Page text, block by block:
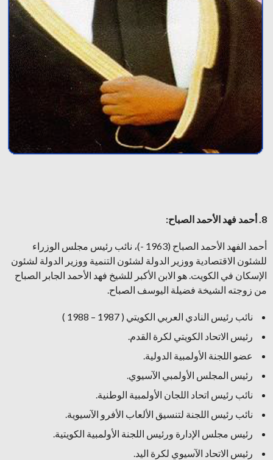
8. أحمد فهد الأحمد الصباح:
أحمد الفهد الأحمد الصباح (1963 -)، نائب رئيس مجلس الوزراء
للشئون الاقتصادية ووزير الدولة لشئون التنمية ووزير الدولة لشئون
الإسكان في الكويت. هو الابن الأكبر للشيخ فهد الأحمد الجابر الصباح
من زوجته الشيخة فضيلة اليوسف الصباح.
نائب رئيس النادي العربي الكويتي ( 1987 – 1988 )
رئيس الاتحاد الكويتي لكرة القدم.
عضو اللجنة الأولمبية الدولية.
رئيس المجلس الأولمبي الآسيوي.
نائب رئيس اتحاد اللجان الأولمبية الوطنية.
نائب رئيس اللجنة لتنسيق الألعاب الأفرو الآسيوية.
رئيس مجلس الإدارة ورئيس اللجنة الأولمبية الكويتية.
رئيس الاتحاد الآسيوي لكرة اليد.